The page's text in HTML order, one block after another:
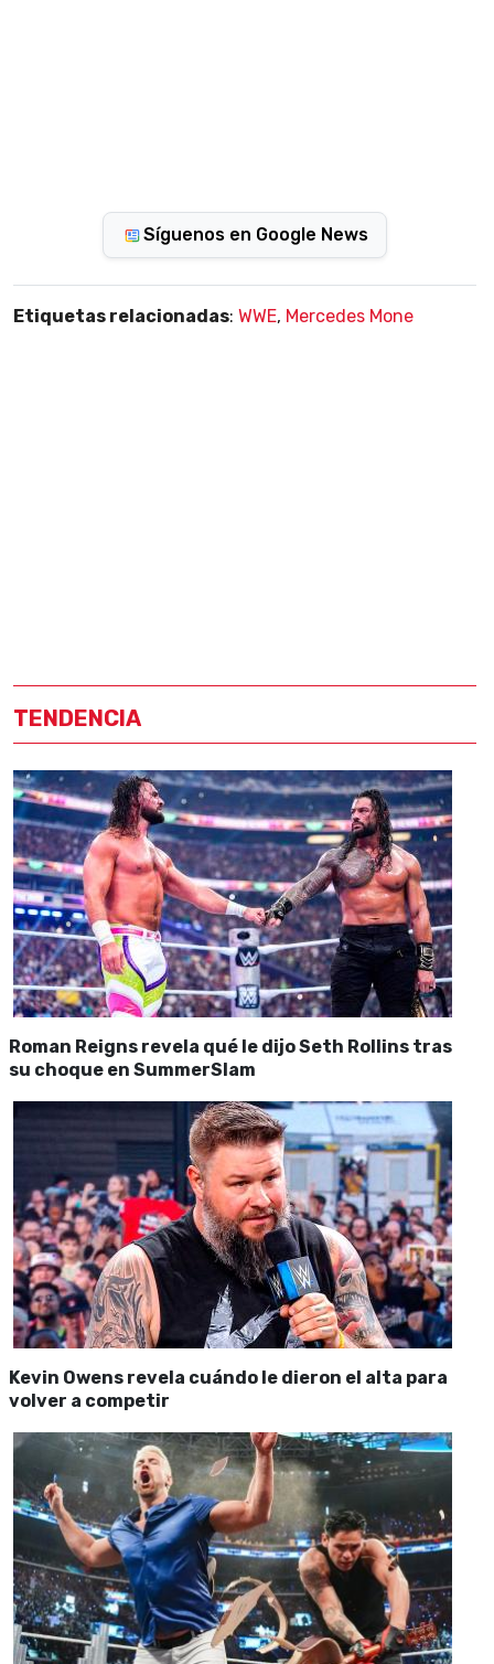
Síguenos en Google News
Etiquetas relacionadas: WWE, Mercedes Mone
TENDENCIA
Roman Reigns revela qué le dijo Seth Rollins tras
su choque en SummerSlam
Kevin Owens revela cuándo le dieron el alta para
volver a competir